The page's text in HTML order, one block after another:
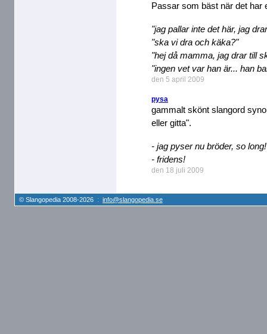
Passar som bäst när det har
"jag pallar inte det här, jag
"ska vi dra och käka?"
"hej då mamma, jag drar till
"ingen vet var han är... han
den 5 april 2009
pysa
gammalt skönt slangord
eller gitta".
- jag pyser nu bröder, so long!
- fridens!
den 18 juli 2009
© Slangopedia 2008-2026 : info@slangopedia.se